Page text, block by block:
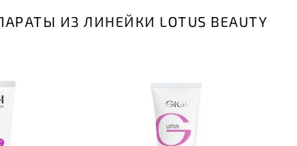
ИЗ ЛИНЕЙКИ LOTUS BEAUTY